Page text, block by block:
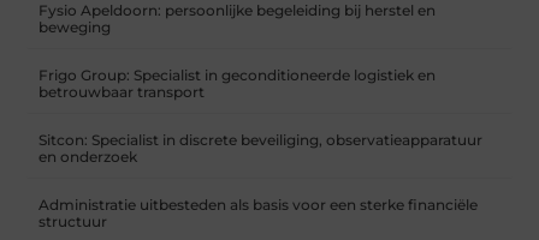
Fysio Apeldoorn: persoonlijke begeleiding bij herstel en
beweging
Frigo Group: Specialist in geconditioneerde logistiek en
betrouwbaar transport
Sitcon: Specialist in discrete beveiliging, observatieapparatuur
en onderzoek
Administratie uitbesteden als basis voor een sterke financiële
structuur